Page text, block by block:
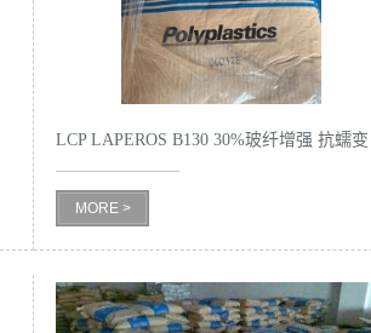
LCP LAPEROS B130 30%玻纤增强 抗蠕变
MORE >